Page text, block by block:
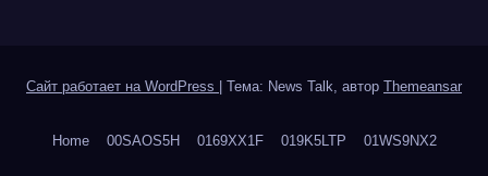
Сайт работает на WordPress Тема: News Talk, автор Themeansar
Home 00SAOS5H 0169XX1F 019K5LTP 01WS9NX2